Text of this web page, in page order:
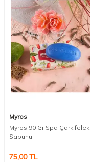
Myros
Myros 90 Gr Spa Çarkıfelek
Sabunu
75,00TL